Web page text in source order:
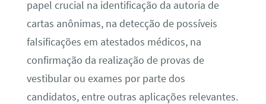
papel crucial na identificação da autoria de
cartas anônimas, na detecção de possíveis
falsificações em atestados médicos, na
confirmação da realização de provas de
vestibular ou exames por parte dos
candidatos, entre outras aplicações relevantes.